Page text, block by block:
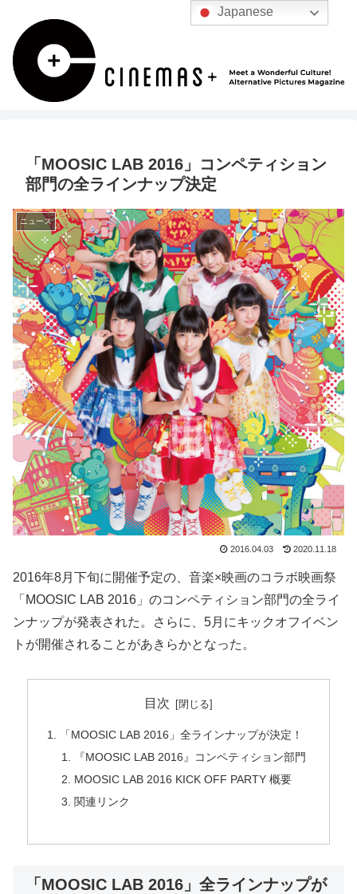
「MOOSIC LAB 2016」コンペティション
部門の全ラインナップ決定
ニュース
2016.04.03 2020.11.18
2016年8月下旬に開催予定の、音楽×映画のコラボ映画祭
「MOOSIC LAB 2016」のコンペティション部門の全ライ
ンナップが発表された。さらに、5月にキックオフイベン
トが開催されることがあきらかとなった。
目次
「MOOSIC LAB 2016」全ラインナップが決定！
『MOOSIC LAB 2016』コンペティション部門
MOOSIC LAB 2016 KICK OFF PARTY 概要
関連リンク
「MOOSIC LAB 2016」全ラインナップが
Japanese